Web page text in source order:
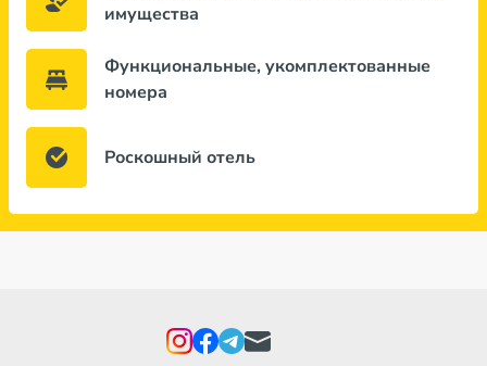
имущества
Функциональные, укомплектованные
номера
Роскошный отель